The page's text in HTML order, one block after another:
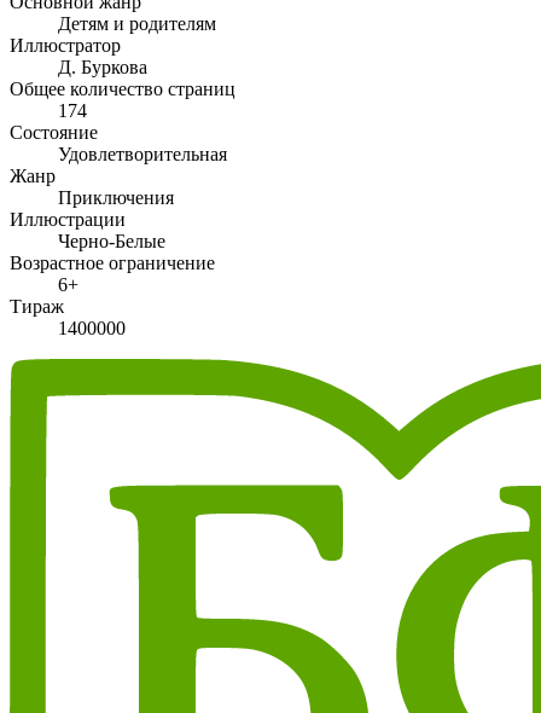
Детям и родителям
Иллюстратор
Д. Буркова
Общее количество страниц
174
Состояние
Удовлетворительная
Жанр
Приключения
Иллюстрации
Черно-Белые
Возрастное ограничение
6+
Тираж
1400000